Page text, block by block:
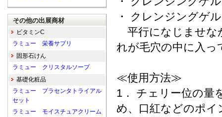
・ クレンジングゲ
平行になじませな
れが毛穴の中に入っ
≪使用方法≫
1． チェリー位の量
め、口紅などのポ
その他の出展商材
ビタミンC
ラミュー 栄養サプリ
固形石けん
ラミュー クリスタルソープ
基礎化粧品
ラミュー プラセンタトライアル
セット
ラミュー モイスチュアクリーム